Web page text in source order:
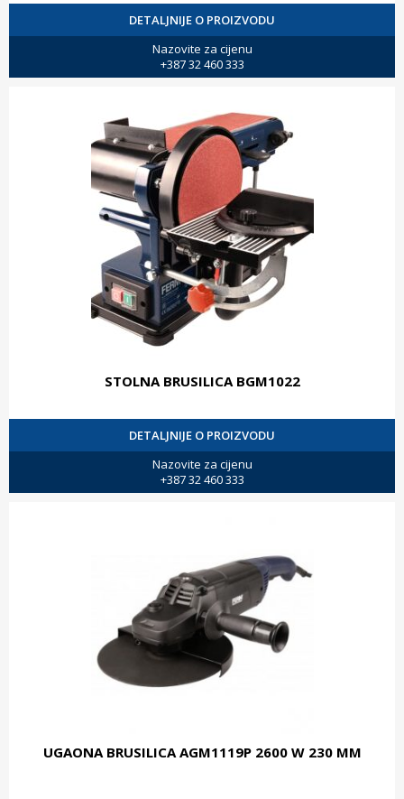
DETALJNIJE O PROIZVODU
Nazovite za cijenu
+387 32 460 333
STOLNA BRUSILICA BGM1022
DETALJNIJE O PROIZVODU
Nazovite za cijenu
+387 32 460 333
UGAONA BRUSILICA AGM1119P 2600 W 230 MM